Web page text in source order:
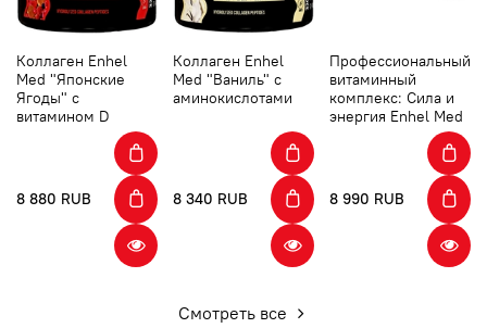
Коллаген Enhel
Med "Японские
Ягоды" с
витамином D
8 880 RUB
Коллаген Enhel
Med "Ваниль" с
аминокислотами
8 340 RUB
Профессиональный
витаминный
комплекс: Сила и
энергия Enhel Med
8 990 RUB
Смотреть все